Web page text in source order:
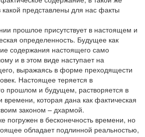
представлены для нас факты
прошлое присутствует в настоящем и
определенность. Будущее как
содержания настоящего само
и в этом виде наступает на
выражаясь в форме преходящести
Настоящее теряется в
прошлом и будущем, растворяется в
времени, которая дана как фактическая
законом – дхармой.
погружен в бесконечность времени, но
обладает подлинной реальностью,